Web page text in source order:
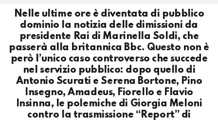
Nelle ultime ore è diventata di pubblico
dominio la notizia delle dimissioni da
presidente Rai di Marinella Soldi, che
passerà alla britannica Bbc. Questo non è
però l’unico caso controverso che succede
nel servizio pubblico: dopo quello di
Antonio Scurati e Serena Bortone, Pino
Insegno, Amadeus, Fiorello e Flavio
Insinna, le polemiche di Giorgia Meloni
contro la trasmissione “Report” di